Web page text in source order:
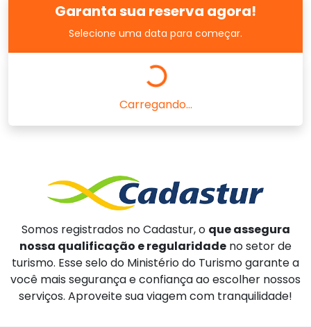
Garanta sua reserva agora!
Selecione uma data para começar.
Carregando...
Somos registrados no Cadastur, o que assegura
nossa qualificação e regularidade no setor de
turismo. Esse selo do Ministério do Turismo garante a
você mais segurança e confiança ao escolher nossos
serviços. Aproveite sua viagem com tranquilidade!